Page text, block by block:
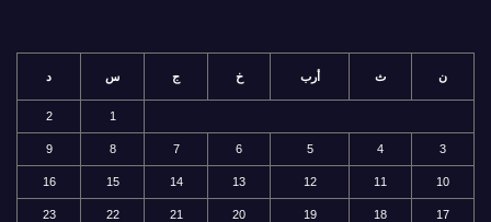
ن ث أرب خ ج س د
1
2
3
4
5
6
7
8
9
10
11
12
13
14
15
16
17
18
19
20
21
22
23